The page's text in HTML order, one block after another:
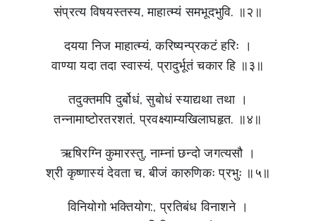
संप्रत्य विषयस्तस्य, माहात्म्यं समभूदभुवि. ॥२॥
दयया निज माहात्म्यं, करिष्यन्प्रकटं हरिः ।
वाण्या यदा तदा स्वास्यं, प्रादुर्भूतं चकार हि ॥३॥
तदुक्तमपि दुर्बोधं, सुबोधं स्याद्यथा तथा ।
तन्नामाष्टोरतरशतं, प्रवक्ष्याम्यखिलाघहृत. ॥४॥
ऋषिरग्नि कुमारस्तु, नाम्नां छन्दो जगत्यसौ ।
श्री कृष्णास्यं देवता च, बीजं कारुणिकः प्रभुः ॥५॥
विनियोगो भक्तियोग:, प्रतिबंध विनाशने ।